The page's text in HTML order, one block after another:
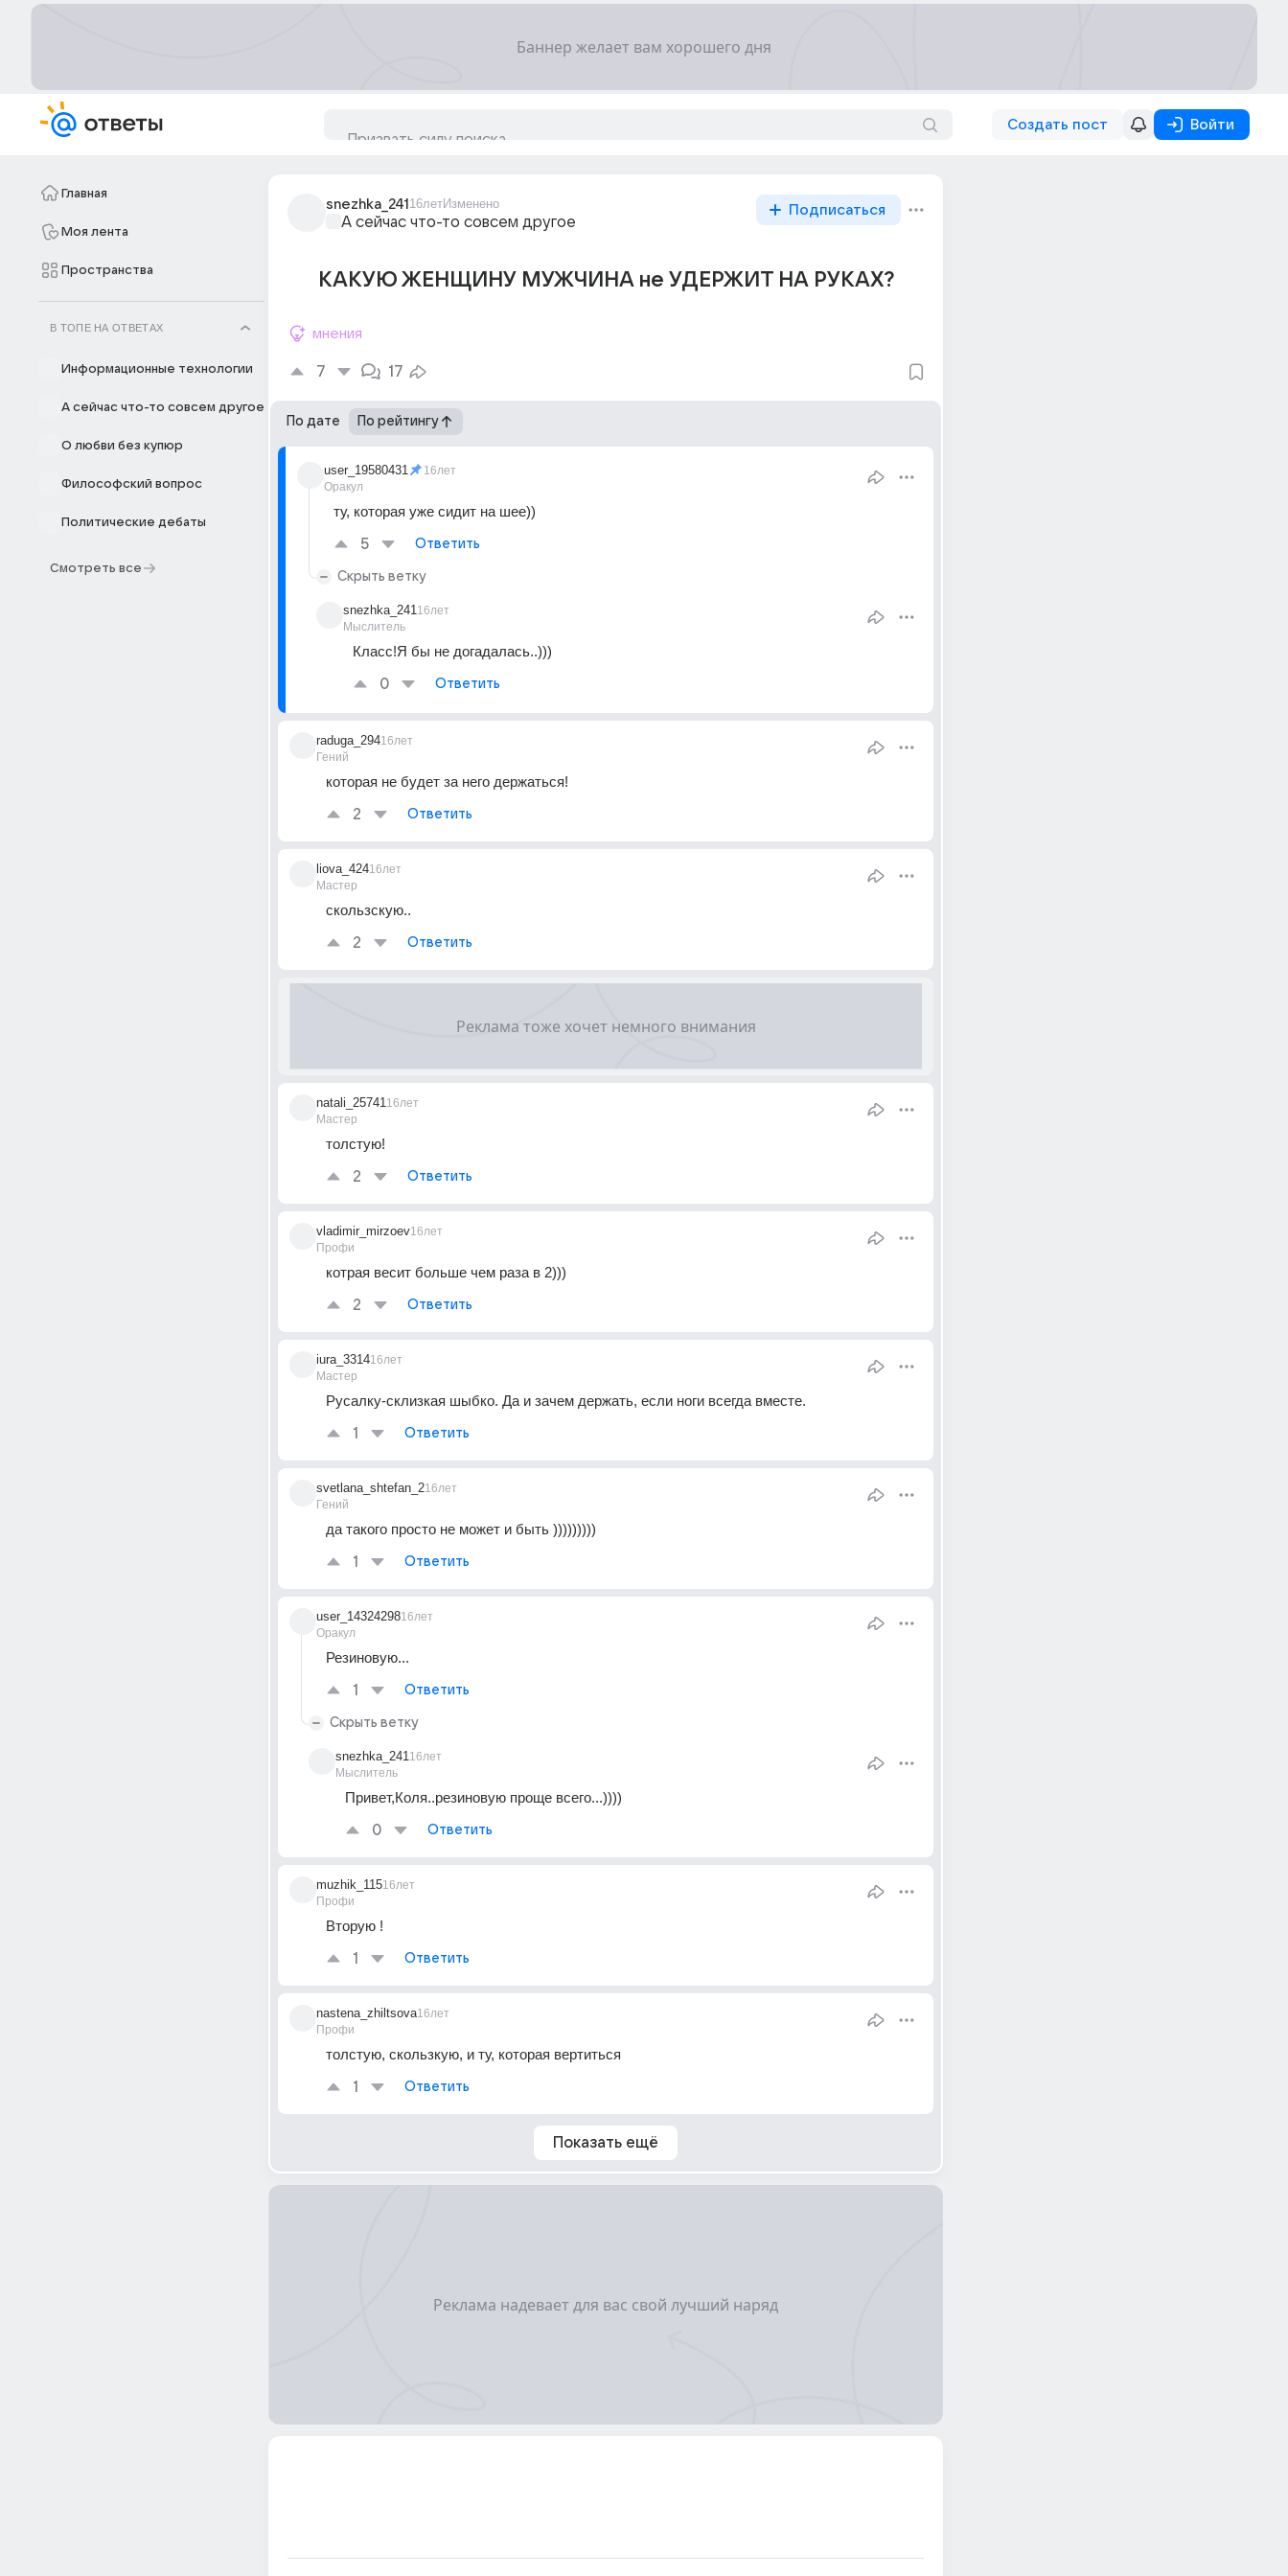
Создать пост Войти
Главная
Моя лента
Пространства
В ТОПЕ НА ОТВЕТАХ
Информационные технологии
А сейчас что-то совсем другое
О любви без купюр
Философский вопрос
Политические дебаты
Смотреть все
snezhka_241 16летИзменено
А сейчас что-то совсем другое
Подписаться
КАКУЮ ЖЕНЩИНУ МУЖЧИНА не УДЕРЖИТ НА РУКАХ?
мнения
7 17
По дате По рейтингу
user_19580431
Оракул
16лет
ту, которая уже сидит на шее))
5 Ответить
Скрыть ветку
snezhka_241
Мыслитель
16лет
Класс!Я бы не догадалась..)))
0 Ответить
raduga_294
Гений
16лет
которая не будет за него держаться!
2 Ответить
liova_424
Мастер
16лет
скользскую..
2 Ответить
natali_25741
Мастер
16лет
толстую!
2 Ответить
vladimir_mirzoev
Профи
16лет
котрая весит больше чем раза в 2)))
2 Ответить
iura_3314
Мастер
16лет
Русалку-склизкая шыбко. Да и зачем держать, если ноги всегда вместе.
1 Ответить
svetlana_shtefan_2
Гений
16лет
да такого просто не может и быть )))))))))
1 Ответить
user_14324298
Оракул
16лет
Резиновую...
1 Ответить
Скрыть ветку
snezhka_241
Мыслитель
16лет
Привет,Коля..резиновую проще всего...))))
0 Ответить
muzhik_115
Профи
16лет
Вторую !
1 Ответить
nastena_zhiltsova
Профи
16лет
толстую, скользкую, и ту, которая вертиться
1 Ответить
Показать ещё